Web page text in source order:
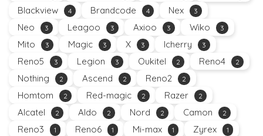
Blackview 4 Brandcode 4 Nex 3
Neo 3 Leagoo 3 Axioo 3 Wiko 3
Mito 3 Magic 3 X 3 Icherry 3
Reno5 3 Legion 3 Oukitel 2 Reno4 2
Nothing 2 Ascend 2 Reno2 2
Homtom 2 Red-magic 2 Razer 2
Alcatel 2 Aldo 2 Nord 2 Camon 2
Reno3 1 Reno6 1 Mi-max 1 Zyrex 1